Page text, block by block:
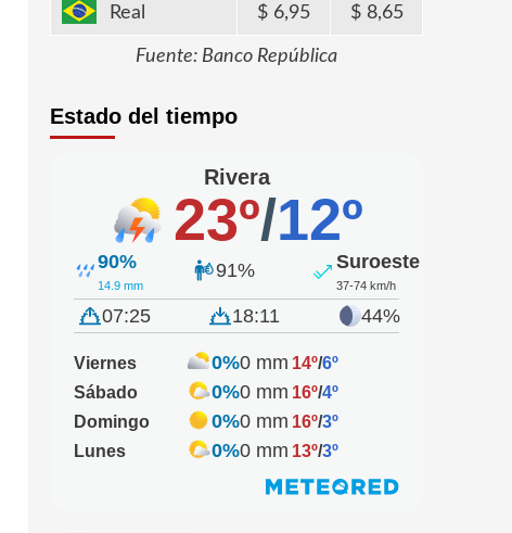
Real 6,95 8,65
Fuente: Banco República
Estado del tiempo
Rivera
23º/12º
90%
14.9 mm
91% Suroeste
37-74 km/h
07:25 18:11 44%
Viernes 0%0 mm 14º/6º
Sábado
0%0 mm 16º/4º
Domingo
0%0 mm 16º/3º
Lunes
0%0 mm 13º/3º